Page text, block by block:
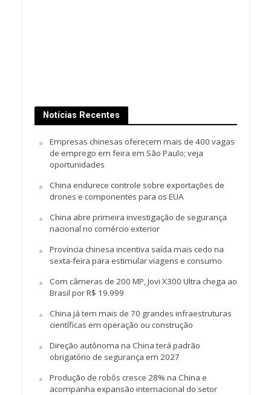
Notícias Recentes
Empresas chinesas oferecem mais de 400 vagas
de emprego em feira em São Paulo; veja
oportunidades
China endurece controle sobre exportações de
drones e componentes para os EUA
China abre primeira investigação de segurança
nacional no comércio exterior
Província chinesa incentiva saída mais cedo na
sexta-feira para estimular viagens e consumo
Com câmeras de 200 MP, Jovi X300 Ultra chega ao
Brasil por R$ 19.999
China já tem mais de 70 grandes infraestruturas
científicas em operação ou construção
Direção autônoma na China terá padrão
obrigatório de segurança em 2027
Produção de robôs cresce 28% na China e
acompanha expansão internacional do setor